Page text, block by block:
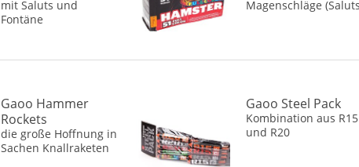
mit Saluts und
Fontäne
Magenschläge
Gaoo Hammer
Rockets
die große Hoffnung in
Sachen Knallraketen
Gaoo Steel Pack
Kombination aus R15
und R20